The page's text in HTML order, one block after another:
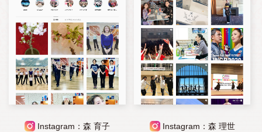
Instagram：森 育子 Instagram：森 理世